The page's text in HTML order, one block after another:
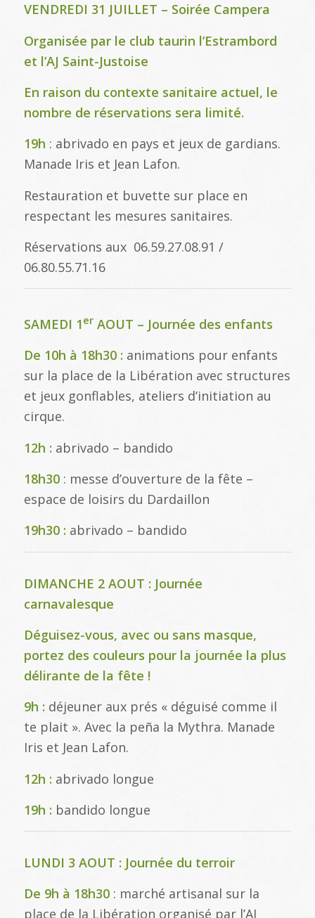
VENDREDI 31 JUILLET – Soirée Campera
Organisée par le club taurin l’Estrambord
et l’AJ Saint-Justoise
En raison du contexte sanitaire actuel, le
nombre de réservations sera limité.
19h : abrivado en pays et jeux de gardians.
Manade Iris et Jean Lafon.
Restauration et buvette sur place en
respectant les mesures sanitaires.
Réservations aux 06.59.27.08.91 /
06.80.55.71.16
SAMEDI 1erAOUT – Journée des enfants
De 10h à 18h30 : animations pour enfants
sur la place de la Libération avec structures
et jeux gonflables, ateliers d’initiation au
cirque.
12h : abrivado – bandido
18h30: messe d’ouverture de la fête –
espace de loisirs du Dardaillon
19h30 : abrivado – bandido
DIMANCHE 2 AOUT : Journée
carnavalesque
Déguisez-vous, avec ou sans masque,
portez des couleurs pour la journée la plus
délirante de la fête !
9h : déjeuner aux prés « déguisé comme il
te plait ». Avec la peña la Mythra. Manade
Iris et Jean Lafon.
12h : abrivado longue
19h : bandido longue
LUNDI 3 AOUT : Journée du terroir
De 9h à 18h30 : marché artisanal sur la
place de la Libération organisé par l’AJ